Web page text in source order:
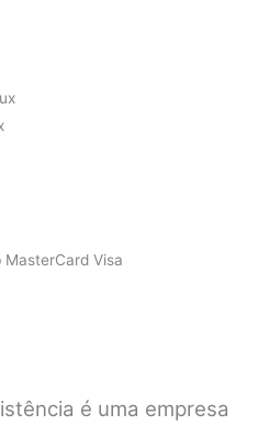
MasterCard Visa
é uma empresa